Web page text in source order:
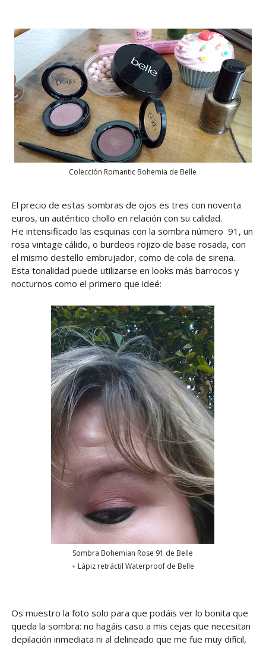
Colección Romantic Bohemia de Belle
El precio de estas sombras de ojos es tres con noventa
euros, un auténtico chollo en relación con su calidad.
He intensificado las esquinas con la sombra número 91, un
rosa vintage cálido, o burdeos rojizo de base rosada, con
el mismo destello embrujador, como de cola de sirena.
Esta tonalidad puede utilizarse en looks más barrocos y
nocturnos como el primero que ideé:
Sombra Bohemian Rose 91 de Belle
+ Lápiz retráctil Waterproof de Belle
Os muestro la foto solo para que podáis ver lo bonita que
queda la sombra: no hagáis caso a mis cejas que necesitan
depilación inmediata ni al delineado que me fue muy difícil,